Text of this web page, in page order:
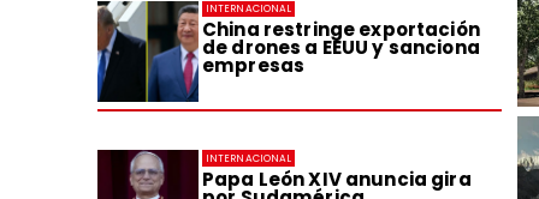
China restringe exportación
de drones a EEUU y sanciona
empresas
INTERNACIONAL
Papa León XIV anuncia gira
INTERNACIONAL